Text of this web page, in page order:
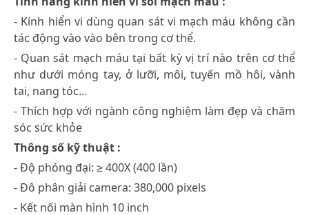
- Kính hiển vi dùng quan sát vi mạch máu không cần
tác động vào vào bên trong cơ thể.
- Quan sát mạch máu tại bất kỳ vị trí nào trên cơ thể
như dưới móng tay, ở lưỡi, môi, tuyến mồ hôi, vành
tai, nang tóc…
- Thích hợp với ngành công nghiệm làm đẹp và chăm
sóc sức khỏe
Thông số kỹ thuật :
- Độ phóng đại: ≥ 400X (400 lần)
- Đô phân giải camera: 380,000 pixels
- Kết nối màn hình 10 inch